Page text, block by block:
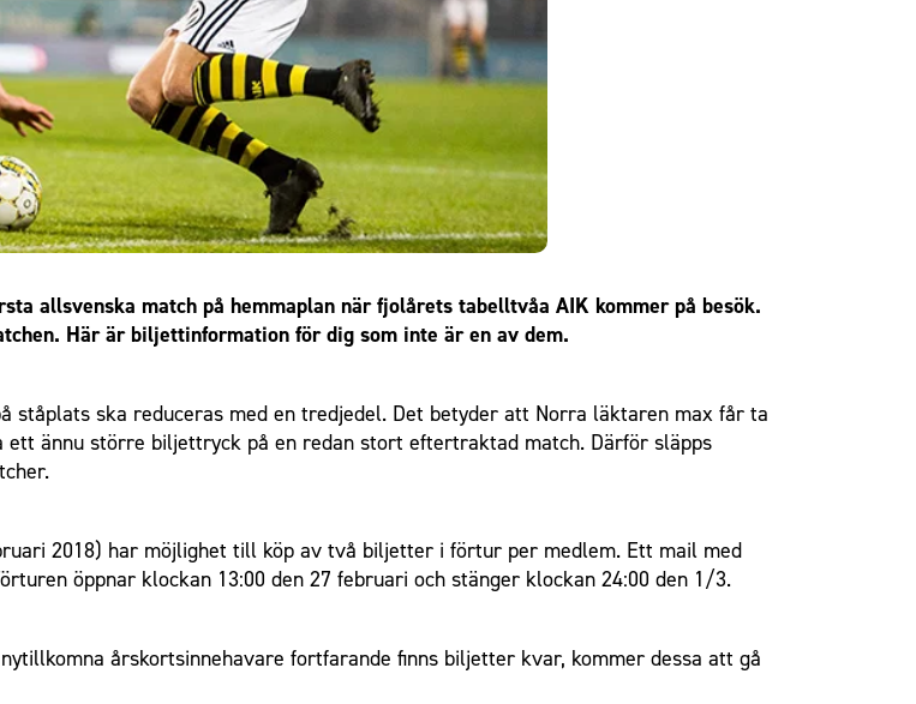
allsvenska match på hemmaplan när fjolårets tabelltvåa AIK kommer på besök.
Här är biljettinformation för dig som inte är en av dem.
ska reduceras med en tredjedel. Det betyder att Norra läktaren max får ta
ett ännu större biljettryck på en redan stort eftertraktad match. Därför släpps
2018) har möjlighet till köp av två biljetter i förtur per medlem. Ett mail med
öppnar klockan 13:00 den 27 februari och stänger klockan 24:00 den 1/3.
årskortsinnehavare fortfarande finns biljetter kvar, kommer dessa att gå